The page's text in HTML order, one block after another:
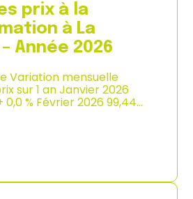
prix à la
à La
Année 2026
Variation mensuelle
sur 1 an Janvier 2026
0,0 % Février 2026 99,44…